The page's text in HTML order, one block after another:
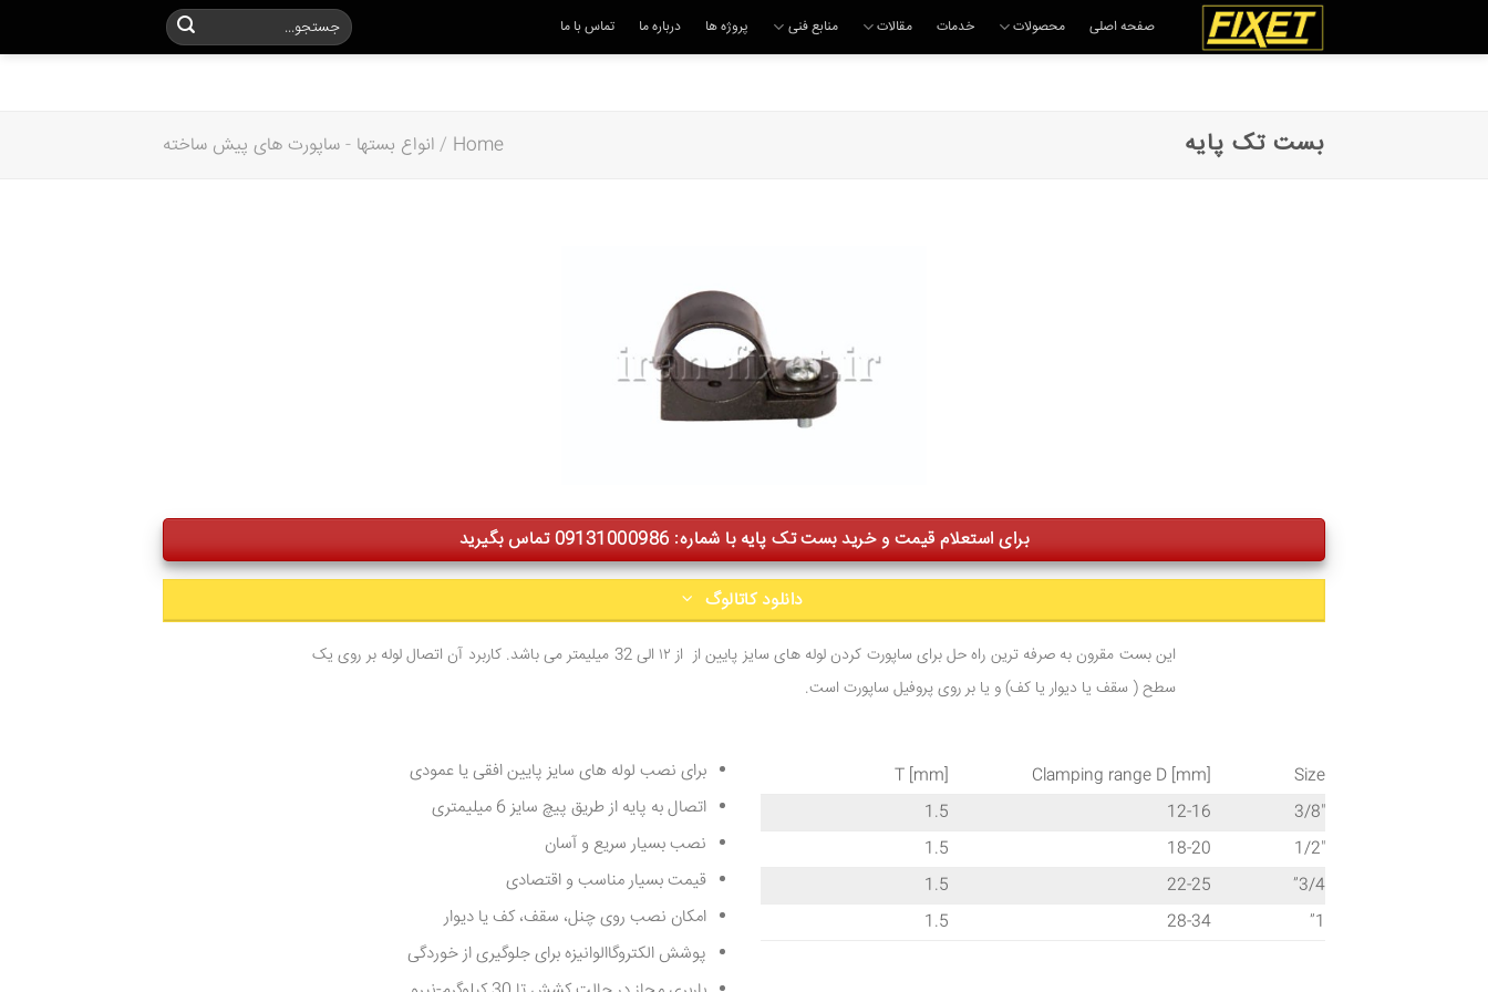
صفحه اصلی محصولات خدمات مقالات منابع فنی پروژه ها درباره ما تماس با ما
بست تک پایه Home
/ انواع بستها - ساپورت های پیش ساخته
برای استعلام قیمت و خرید بست تک پایه با شماره: 09131000986 تماس بگیرید
دانلود کاتالوگ
این بست مقرون به صرفه ترین راه حل برای ساپورت کردن لوله های سایز پایین از از ۱۲ الی 32 میلیمتر می باشد. کاربرد آن اتصال لوله بر روی یک
سطح ( سقف یا دیوار یا کف) و یا بر روی پروفیل ساپورت است.
Size
Clamping range D [mm]
T [mm]
3/8″
12-16
1.5
1/2″
18-20
1.5
3/4”
22-25
1.5
1”
28-34
1.5
برای نصب لوله های سایز پایین افقی یا عمودی
اتصال به پایه از طریق پیچ سایز 6 میلیمتری
نصب بسیار سریع و آسان
قیمت بسیار مناسب و اقتصادی
امکان نصب روی چنل، سقف، کف یا دیوار
پوشش الکتروگاالوانیزه برای جلوگیری از خوردگی